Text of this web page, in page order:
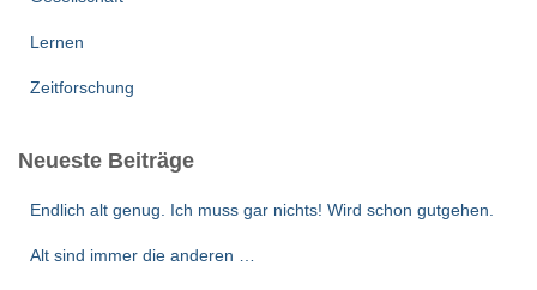
Lernen
Zeitforschung
Neueste Beiträge
Endlich alt genug. Ich muss gar nichts! Wird schon gutgehen.
Alt sind immer die anderen …